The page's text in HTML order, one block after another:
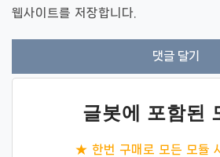
웹사이트를 저장합니다.
글봇에 포함된
★ 한번 구매로 모든 모듈